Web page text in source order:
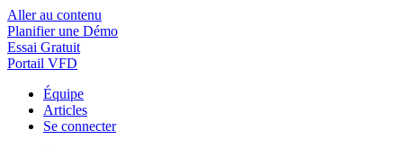
Aller au contenu
Planifier une Démo
Essai Gratuit
Portail VFD
Équipe
Articles
Se connecter